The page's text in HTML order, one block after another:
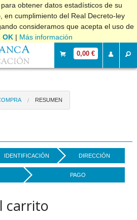
obtener datos estadísticos de su
en cumplimiento del Real Decreto-ley
consideramos que acepta el uso de
OK | Más información
0,00 €
RESUMEN
IDENTIFICACIÓN DIRECCIÓN
PAGO
carrito